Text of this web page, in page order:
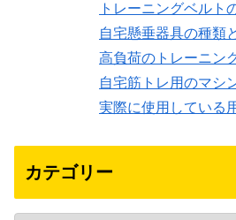
トレーニングベルト
自宅懸垂器具の種類
高負荷のトレーニン
自宅筋トレ用のマシ
実際に使用している
カテゴリー